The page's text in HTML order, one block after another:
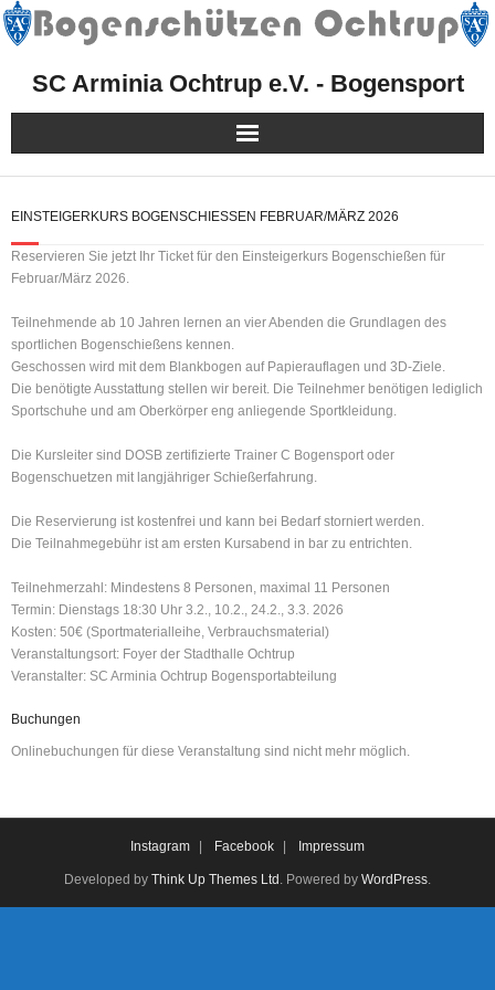
SC Arminia Ochtrup e.V. - Bogensport
Herzlich Willkommen!
Kurse, Events & Aktionen
Presse
Facebook
Instagram
EINSTEIGERKURS BOGENSCHIESSEN FEBRUAR/MÄRZ 2026
Reservieren Sie jetzt Ihr Ticket für den Einsteigerkurs Bogenschießen für
Februar/März 2026.
Teilnehmende ab 10 Jahren lernen an vier Abenden die Grundlagen des
sportlichen Bogenschießens kennen.
Geschossen wird mit dem Blankbogen auf Papierauflagen und 3D-Ziele.
Die benötigte Ausstattung stellen wir bereit. Die Teilnehmer benötigen lediglich
Sportschuhe und am Oberkörper eng anliegende Sportkleidung.
Die Kursleiter sind DOSB zertifizierte Trainer C Bogensport oder
Bogenschuetzen mit langjähriger Schießerfahrung.
Die Reservierung ist kostenfrei und kann bei Bedarf storniert werden.
Die Teilnahmegebühr ist am ersten Kursabend in bar zu entrichten.
Teilnehmerzahl: Mindestens 8 Personen, maximal 11 Personen
Termin: Dienstags 18:30 Uhr 3.2., 10.2., 24.2., 3.3. 2026
Kosten: 50€ (Sportmaterialleihe, Verbrauchsmaterial)
Veranstaltungsort: Foyer der Stadthalle Ochtrup
Veranstalter: SC Arminia Ochtrup Bogensportabteilung
Buchungen
Onlinebuchungen für diese Veranstaltung sind nicht mehr möglich.
Instagram Facebook Impressum
Developed by Think Up Themes Ltd. Powered by WordPress.